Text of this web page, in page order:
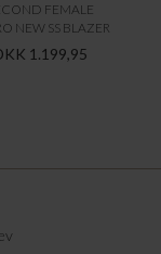
FEMALE
NEW SS BLAZER
1.199,95